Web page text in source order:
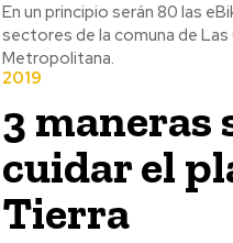
En un principio serán 80 las
sectores de la comuna de
Metropolitana.
2019
3 maneras
cuidar el
Tierra